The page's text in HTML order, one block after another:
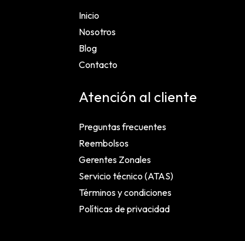
Inicio
Nosotros
Blog
Contacto
Atención al cliente
Preguntas frecuentes
Reembolsos
Gerentes Zonales
Servicio técnico (ATAS)
Términos y condiciones
Políticas de privacidad